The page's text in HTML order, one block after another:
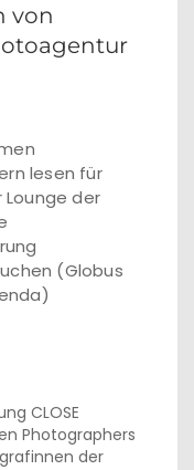
von
lesen für
Lounge der
(Globus